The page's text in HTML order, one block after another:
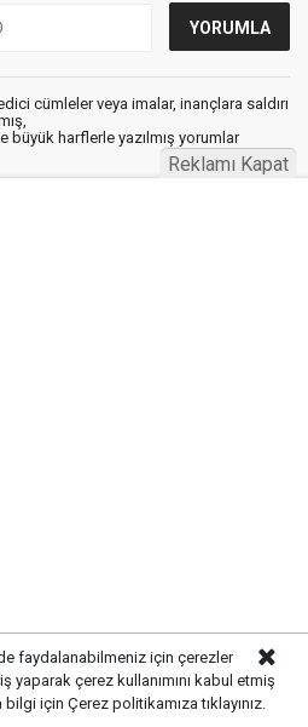
cümleler veya imalar, inançlara saldırı
büyük harflerle yazılmış yorumlar
hastalıklarına
faydalanabilmeniz için çerezler
yaparak çerez kullanımını kabul etmiş
bilgi için Çerez politikamıza tıklayınız.
Reklamı Kapat